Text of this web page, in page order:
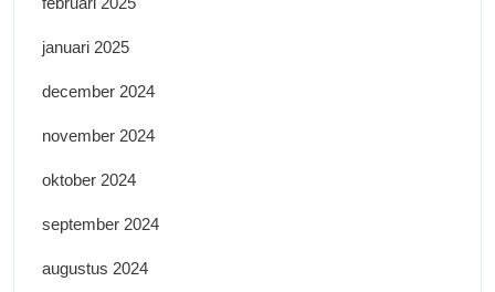
januari 2025
december 2024
november 2024
oktober 2024
september 2024
augustus 2024